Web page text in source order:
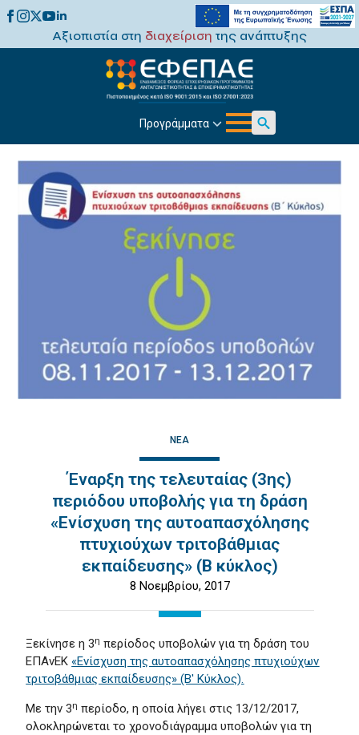
Αξιοπιστία στη διαχείριση της ανάπτυξης
Προγράμματα
Search
for:
ΝΈΑ
Έναρξη της τελευταίας (3ης)
περιόδου υποβολής για τη δράση
«Ενίσχυση της αυτοαπασχόλησης
πτυχιούχων τριτοβάθμιας
εκπαίδευσης» (Β κύκλος)
8 Νοεμβρίου, 2017
Ξεκίνησε η 3η περίοδος υποβολών για τη δράση του
ΕΠΑνΕΚ «Ενίσχυση της αυτοαπασχόλησης πτυχιούχων
τριτοβάθμιας εκπαίδευσης» (Β' Κύκλος).
Με την 3η περίοδο, η οποία λήγει στις 13/12/2017,
ολοκληρώνεται το χρονοδιάγραμμα υποβολών για τη